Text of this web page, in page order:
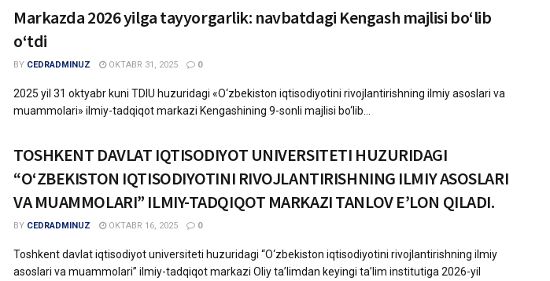
Markazda 2026 yilga tayyorgarlik: navbatdagi Kengash majlisi bo‘lib
o‘tdi
BY CEDRADMINUZ OKTABR 31, 2025 0
2025 yil 31 oktyabr kuni TDIU huzuridagi «O‘zbekiston iqtisodiyotini rivojlantirishning ilmiy asoslari va
muammolari» ilmiy-tadqiqot markazi Kengashining 9-sonli majlisi bo‘lib...
TOSHKENT DAVLAT IQTISODIYOT UNIVERSITETI HUZURIDAGI
“O‘ZBEKISTON IQTISODIYOTINI RIVOJLANTIRISHNING ILMIY ASOSLARI
VA MUAMMOLARI” ILMIY-TADQIQOT MARKAZI TANLOV E’LON QILADI.
BY CEDRADMINUZ OKTABR 16, 2025 0
Toshkent davlat iqtisodiyot universiteti huzuridagi “O‘zbekiston iqtisodiyotini rivojlantirishning ilmiy
asoslari va muammolari” ilmiy-tadqiqot markazi Oliy ta’limdan keyingi ta’lim institutiga 2026-yil